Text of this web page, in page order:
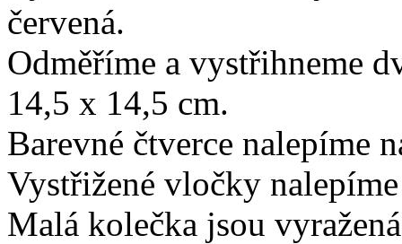
červená.
Odměříme a vystřihneme
14,5 x 14,5 cm.
Barevné čtverce nalepíme
Vystřižené vločky
Malá kolečka jsou